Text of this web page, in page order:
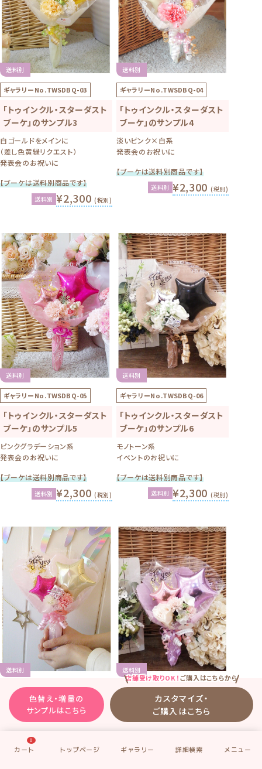
色替え・増量の
サンプルはこちら
店舗受け取りOK！ご購入はこちらから
カスタマイズ・
ご購入はこちら
送料別
ギャラリーNo.TWSDBQ-03
「トゥインクル・スターダスト
ブーケ」のサンプル3
白ゴールドをメインに
（差し色黄緑リクエスト）
発表会のお祝いに
【ブーケは送料別商品です】
送料別 ¥2,300(税別)
送料別
ギャラリーNo.TWSDBQ-04
「トゥインクル・スターダスト
ブーケ」のサンプル4
淡いピンク×白系
発表会のお祝いに
【ブーケは送料別商品です】
送料別 ¥2,300 (税別)
送料別
ギャラリーNo.TWSDBQ-05
「トゥインクル・スターダスト
ブーケ」のサンプル5
ピンクグラデーション系
発表会のお祝いに
【ブーケは送料別商品です】
送料別 ¥2,300(税別)
送料別
ギャラリーNo.TWSDBQ-06
「トゥインクル・スターダスト
ブーケ」のサンプル6
モノトーン系
イベントのお祝いに
【ブーケは送料別商品です】
送料別 ¥2,300 (税別)
送料別
ギャラリーNo.TWSDBQ-07
「トゥインクル・スターダスト
ブーケ」のサンプル7
ピンクグラデーション系
イベントのお祝いに
送料別
ギャラリーNo.TWSDBQ-08
「トゥインクル・スターダスト
ブーケ」のサンプル8
発表会のお祝いに
0